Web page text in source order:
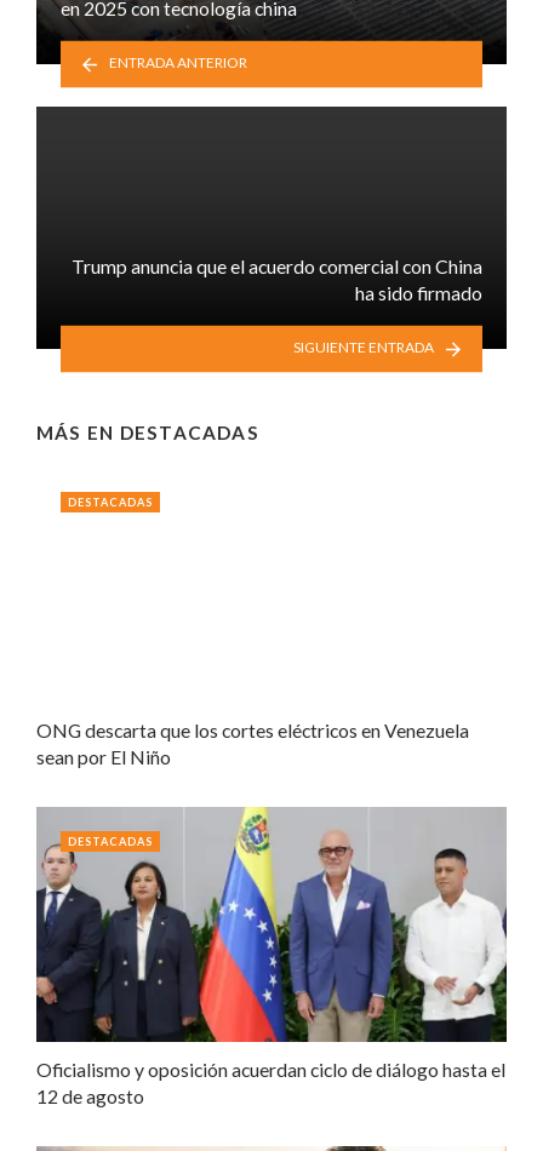
en 2025 con tecnología china
ENTRADA ANTERIOR
Trump anuncia que el acuerdo comercial con China
ha sido firmado
SIGUIENTE ENTRADA
MÁS EN DESTACADAS
ONG descarta que los cortes eléctricos en Venezuela
sean por El Niño
DESTACADAS
Oficialismo y oposición acuerdan ciclo de diálogo hasta el
12 de agosto
DESTACADAS